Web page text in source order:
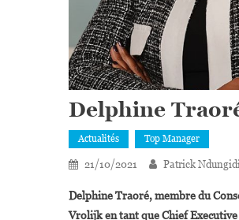
Delphine
Actualités Top Manager
21/10/2021 Patrick
Delphine Traoré, membre du
Vrolijk en tant que Chief Executive